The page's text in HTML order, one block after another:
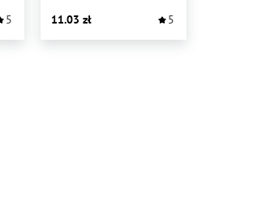
5
11.03
5